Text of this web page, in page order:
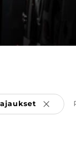
Poista